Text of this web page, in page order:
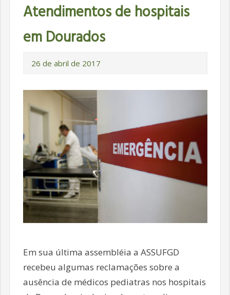
Atendimentos de hospitais
em Dourados
26 de abril de 2017
Em sua última assembléia a ASSUFGD
recebeu algumas reclamações sobre a
ausência de médicos pediatras nos hospitais